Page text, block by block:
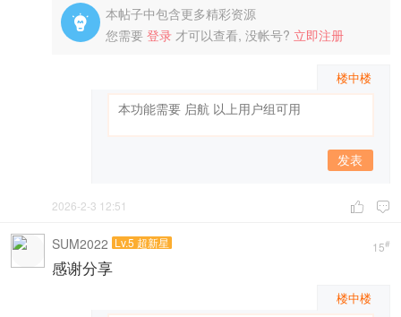

本帖子中包含更多精彩资源
您需要 登录 才可以查看, 没帐号? 立即注册
楼中楼
发表
 
2026-2-3 12:51
15#
SUM2022 Lv.5 超新星
感谢分享
楼中楼